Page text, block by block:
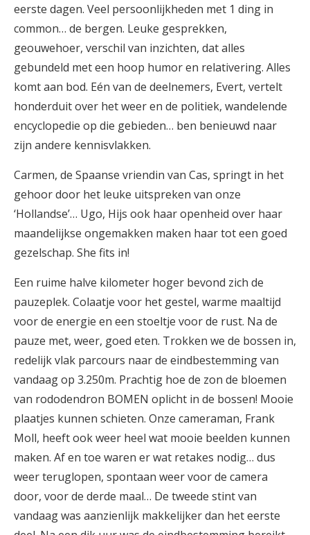
eerste dagen. Veel persoonlijkheden met 1 ding in
common… de bergen. Leuke gesprekken,
geouwehoer, verschil van inzichten, dat alles
gebundeld met een hoop humor en relativering. Alles
komt aan bod. Eén van de deelnemers, Evert, vertelt
honderduit over het weer en de politiek, wandelende
encyclopedie op die gebieden… ben benieuwd naar
zijn andere kennisvlakken.
Carmen, de Spaanse vriendin van Cas, springt in het
gehoor door het leuke uitspreken van onze
‘Hollandse’… Ugo, Hijs ook haar openheid over haar
maandelijkse ongemakken maken haar tot een goed
gezelschap. She fits in!
Een ruime halve kilometer hoger bevond zich de
pauzeplek. Colaatje voor het gestel, warme maaltijd
voor de energie en een stoeltje voor de rust. Na de
pauze met, weer, goed eten. Trokken we de bossen in,
redelijk vlak parcours naar de eindbestemming van
vandaag op 3.250m. Prachtig hoe de zon de bloemen
van rododendron BOMEN oplicht in de bossen! Mooie
plaatjes kunnen schieten. Onze cameraman, Frank
Moll, heeft ook weer heel wat mooie beelden kunnen
maken. Af en toe waren er wat retakes nodig… dus
weer teruglopen, spontaan weer voor de camera
door, voor de derde maal… De tweede stint van
vandaag was aanzienlijk makkelijker dan het eerste